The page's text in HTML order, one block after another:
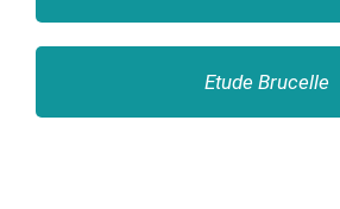
Etude Brucelle